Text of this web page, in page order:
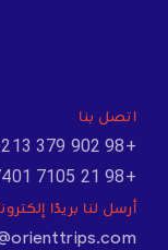
اتصل بنا
+98 902 379 3213
+98 21 7105 7401
أرسل لنا بريدًا